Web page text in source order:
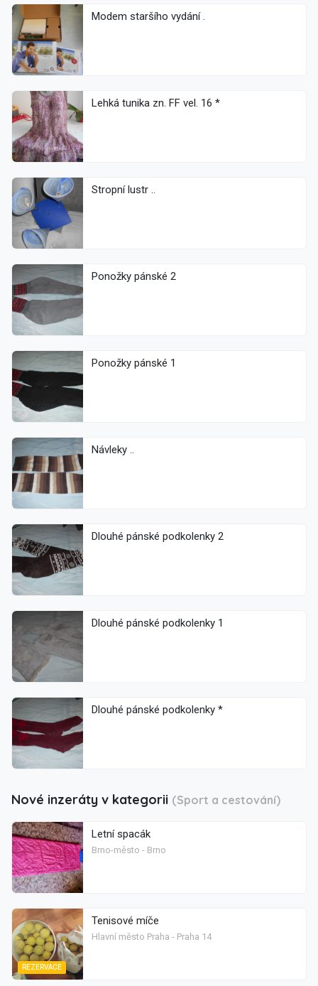
Modem staršího vydání .
Lehká tunika zn. FF vel. 16 *
Stropní lustr ..
Ponožky pánské 2
Ponožky pánské 1
Návleky ..
Dlouhé pánské podkolenky 2
Dlouhé pánské podkolenky 1
Dlouhé pánské podkolenky *
Nové inzeráty v kategorii (Sport a cestování)
Letní spacák
Brno-město - Brno
REZERVACE
Tenisové míče
Hlavní město Praha - Praha 14